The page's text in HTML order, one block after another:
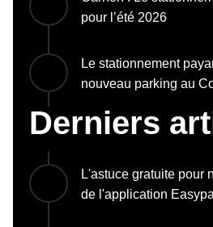
pour l’été 2026
Le stationnement
nouveau parking au
Derniers
L'astuce gratuite pour
de l'application